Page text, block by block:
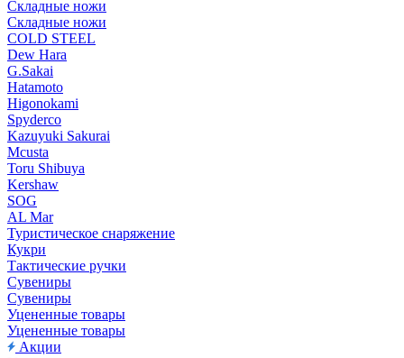
Складные ножи
Складные ножи
COLD STEEL
Dew Hara
G.Sakai
Hatamoto
Higonokami
Spyderco
Kazuyuki Sakurai
Mcusta
Toru Shibuya
Kershaw
SOG
AL Mar
Туристическое снаряжение
Кукри
Тактические ручки
Сувениры
Сувениры
Уцененные товары
Уцененные товары
Акции